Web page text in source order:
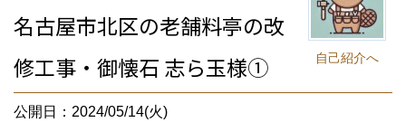
自己紹介へ
名古屋市北区の老舗料亭の改
修工事・御懐石 志ら玉様①
公開日：2024/05/14(火)